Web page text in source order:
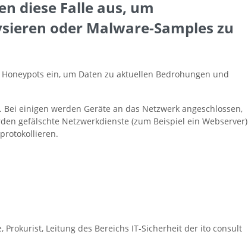
diese Falle aus, um
oder Malware-Samples zu
ein, um Daten zu aktuellen Bedrohungen und
einigen werden Geräte an das Netzwerk angeschlossen,
gefälschte Netzwerkdienste (zum Beispiel ein Webserver)
Prokurist, Leitung des Bereichs IT-Sicherheit der ito consult